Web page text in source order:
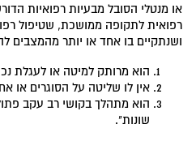
או מנטלי הסובל מבעיות רפואיות
רפואית לתקופה ממושכת, שטיפול
ושנתקיים בו אחד או יותר מהמצבים
הוא מרותק למיטה או לעגלת
אין לו שליטה על הסוגרים או
הוא מתהלך בקושי רב עקב
שונות".